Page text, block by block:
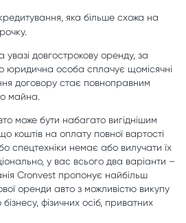
яка більше схожа на
увазі довгострокову оренду, за
юридична особа сплачує щомісячні
договору стає повноправним
майна.
може бути набагато вигіднішим
коштів на оплату повної вартості
спецтехніки немає або вилучати їх
у вас всього два варіанти –
Cronvest пропонує найбільш
оренди авто з можливістю викупу
фізичних осіб, приватних